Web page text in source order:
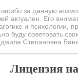
за данную
актуален. Его
и психологии,
буду советовать
Степановна
Лицензия